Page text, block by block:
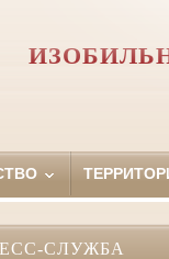
СЛУЖБА